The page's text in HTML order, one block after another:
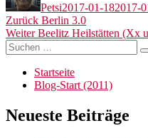
Petsi2017-01-182017-
Beitragsnavigation
Zurück Vorheriger
Beitrag:
Berlin 3.0
Weiter Nächster
Beitrag:
Beelitz Heilstätten (Xx
Suchen
nach:
Startseite
Blog-Start (2011)
Neueste Beiträge